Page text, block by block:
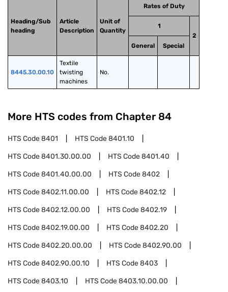
Heading/Sub
heading
Article
Description
Unit of
Quantity
Rates of Duty
1
2
General
Special
8445.30.00.10
Textile
twisting
machines
No.
More HTS codes from Chapter 84
HTS Code8401 HTS Code8401.10
HTS Code8401.30.00.00 HTS Code8401.40
HTS Code8401.40.00.00 HTS Code8402
HTS Code8402.11.00.00 HTS Code8402.12
HTS Code8402.12.00.00 HTS Code8402.19
HTS Code8402.19.00.00 HTS Code8402.20
HTS Code8402.20.00.00 HTS Code8402.90.00
HTS Code8402.90.00.10 HTS Code8403
HTS Code8403.10 HTS Code8403.10.00.00